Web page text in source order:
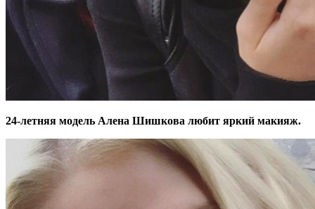
24-летняя модель Алена Шишкова любит яркий макияж.